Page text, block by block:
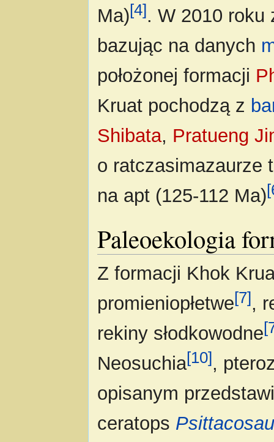
Ma)[4]. W 2010 roku
bazując na danych
położonej formacji
Kruat pochodzą z
Shibata, Pratueng
o ratczasimazaurze
na apt (125-112 Ma)
Paleoekologia
Z formacji Khok
promieniopłetwe[7],
rekiny słodkowodne
Neosuchia[10],
opisanym
ceratops